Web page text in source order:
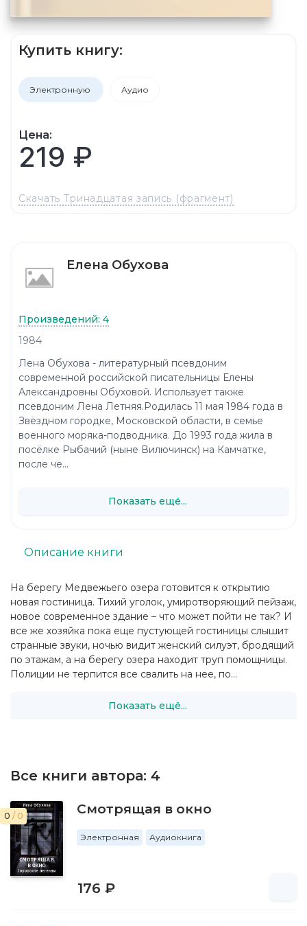
Купить книгу:
Электронную Аудио
Цена:
219 ₽
Скачать Тринадцатая запись (фрагмент)
На берегу Медвежьего озера готовится к открытию
новая гостиница. Тихий уголок, умиротворяющий пейзаж,
новое современное здание – что может пойти не так? И
все же хозяйка пока еще пустующей гостиницы слышит
странные звуки, ночью видит женский силуэт, бродящий
по этажам, а на берегу озера находит труп помощницы.
Полиции не терпится все свалить на нее, по...
Показать ещё...
Описание книги
Все книги автора: 4
0 / 0 Смотрящая в окно
Электронная Аудиокнига
176 ₽
Елена Обухова
Произведений: 4
1984
Лена Обухова - литературный псевдоним
современной российской писательницы Елены
Александровны Обуховой. Использует также
псевдоним Лена Летняя.Родилась 11 мая 1984 года в
Звёздном городке, Московской области, в семье
военного моряка-подводника. До 1993 года жила в
посёлке Рыбачий (ныне Вилючинск) на Камчатке,
после че...
Показать ещё...